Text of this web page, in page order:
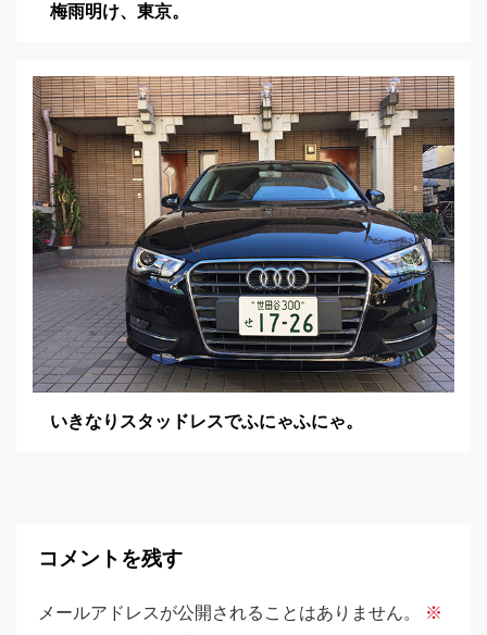
梅雨明け、東京。
いきなりスタッドレスでふにゃふにゃ。
コメントを残す
メールアドレスが公開されることはありません。
※